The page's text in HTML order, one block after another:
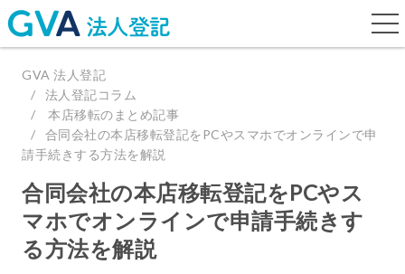
GVA 法人登記
法人登記コラム
本店移転のまとめ記事
合同会社の本店移転登記をPCやスマホでオンラインで申
請手続きする方法を解説
合同会社の本店移転登記をPCやス
マホでオンラインで申請手続きす
る方法を解説